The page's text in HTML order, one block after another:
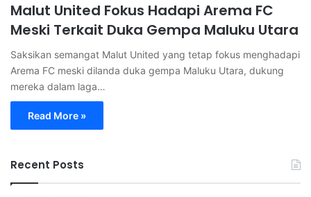
Malut United Fokus Hadapi Arema FC
Meski Terkait Duka Gempa Maluku Utara
Saksikan semangat Malut United yang tetap fokus menghadapi
Arema FC meski dilanda duka gempa Maluku Utara, dukung
mereka dalam laga…
Read More »
Recent Posts